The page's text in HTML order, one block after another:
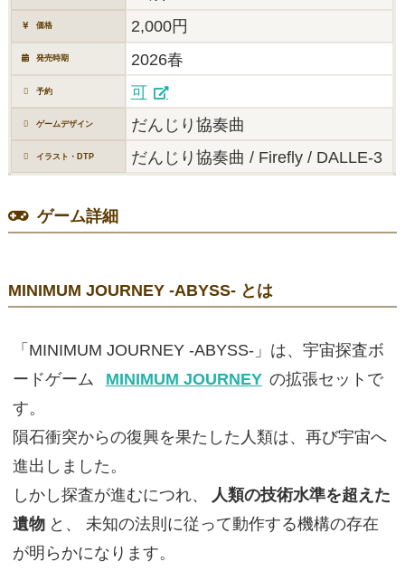
価格 2,000円
発売時期 2026春
予約 可
ゲームデザイン だんじり協奏曲
イラスト・DTP だんじり協奏曲 / Firefly / DALLE-3
ゲーム詳細
MINIMUM JOURNEY -ABYSS- とは
「MINIMUM JOURNEY -ABYSS-」は、宇宙探査ボ
ードゲーム
MINIMUM JOURNEY の拡張セットで
す。
隕石衝突からの復興を果たした人類は、再び宇宙へ
進出しました。
しかし探査が進むにつれ、
人類の技術水準を超えた
遺物 と、 未知の法則に従って動作する機構の存在
が明らかになります。